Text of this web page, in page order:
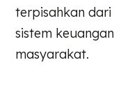
terpisahkan
sistem
masyarakat.